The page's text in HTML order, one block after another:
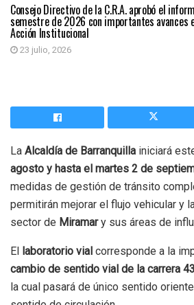
Consejo Directivo de la C.R.A. aprobó el
semestre de 2026 con importantes avances
Acción Institucional
23 julio, 2026
La Alcaldía de Barranquilla iniciará
agosto y hasta el martes 2 de
medidas de gestión de tránsito
permitirán mejorar el flujo vehicular y
sector de Miramary sus áreas de
El laboratorio vial corresponde a la
cambio de sentido vial de la carrera
la cual pasará de único sentido